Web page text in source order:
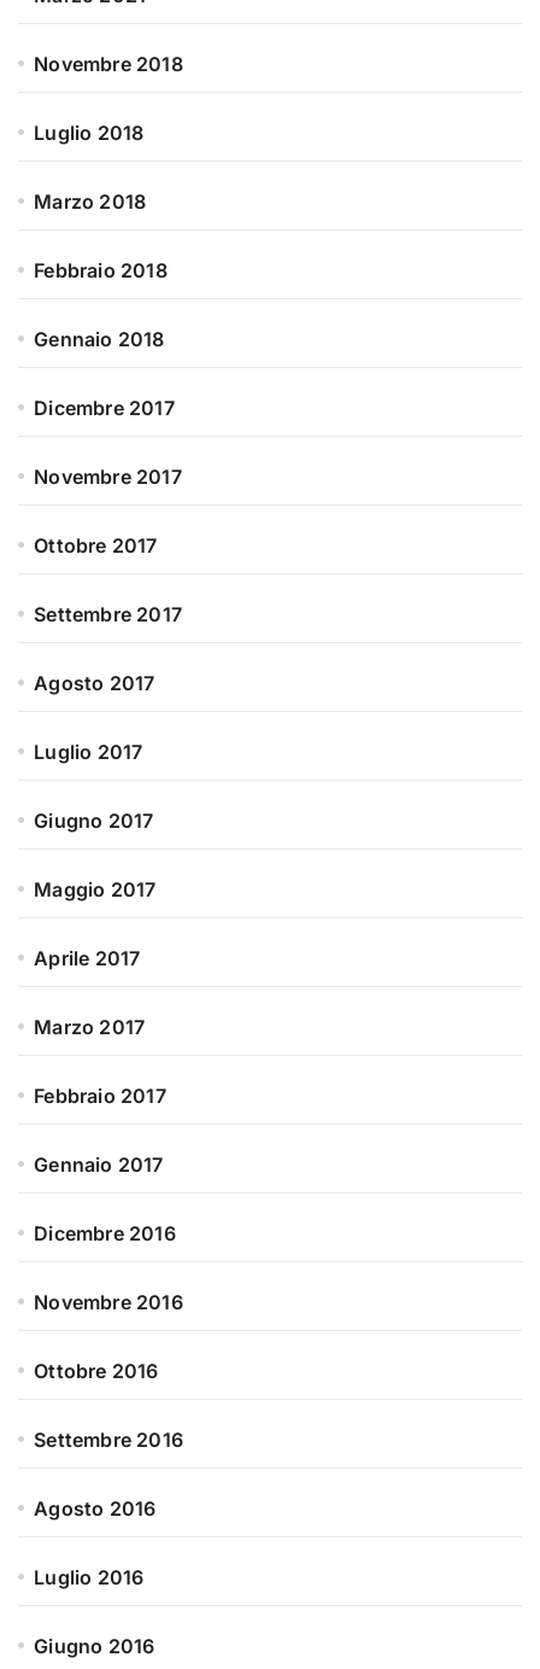
Novembre 2018
Luglio 2018
Marzo 2018
Febbraio 2018
Gennaio 2018
Dicembre 2017
Novembre 2017
Ottobre 2017
Settembre 2017
Agosto 2017
Luglio 2017
Giugno 2017
Maggio 2017
Aprile 2017
Marzo 2017
Febbraio 2017
Gennaio 2017
Dicembre 2016
Novembre 2016
Ottobre 2016
Settembre 2016
Agosto 2016
Luglio 2016
Giugno 2016